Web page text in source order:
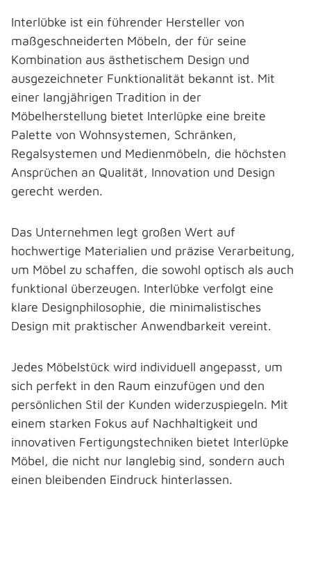
Interlübke ist ein führender Hersteller von
maßgeschneiderten Möbeln, der für seine
Kombination aus ästhetischem Design und
ausgezeichneter Funktionalität bekannt ist. Mit
einer langjährigen Tradition in der
Möbelherstellung bietet Interlüpke eine breite
Palette von Wohnsystemen, Schränken,
Regalsystemen und Medienmöbeln, die höchsten
Ansprüchen an Qualität, Innovation und Design
gerecht werden.
Das Unternehmen legt großen Wert auf
hochwertige Materialien und präzise Verarbeitung,
um Möbel zu schaffen, die sowohl optisch als auch
funktional überzeugen. Interlübke verfolgt eine
klare Designphilosophie, die minimalistisches
Design mit praktischer Anwendbarkeit vereint.
Jedes Möbelstück wird individuell angepasst, um
sich perfekt in den Raum einzufügen und den
persönlichen Stil der Kunden widerzuspiegeln. Mit
einem starken Fokus auf Nachhaltigkeit und
innovativen Fertigungstechniken bietet Interlüpke
Möbel, die nicht nur langlebig sind, sondern auch
einen bleibenden Eindruck hinterlassen.